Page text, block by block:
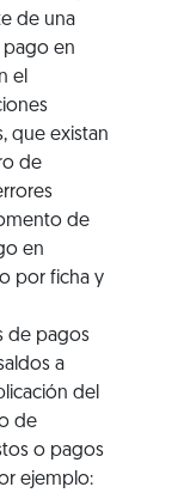
de una
pago en
el
que existan
de
de
en
por ficha y
de pagos
a
del
de
o pagos
ejemplo: